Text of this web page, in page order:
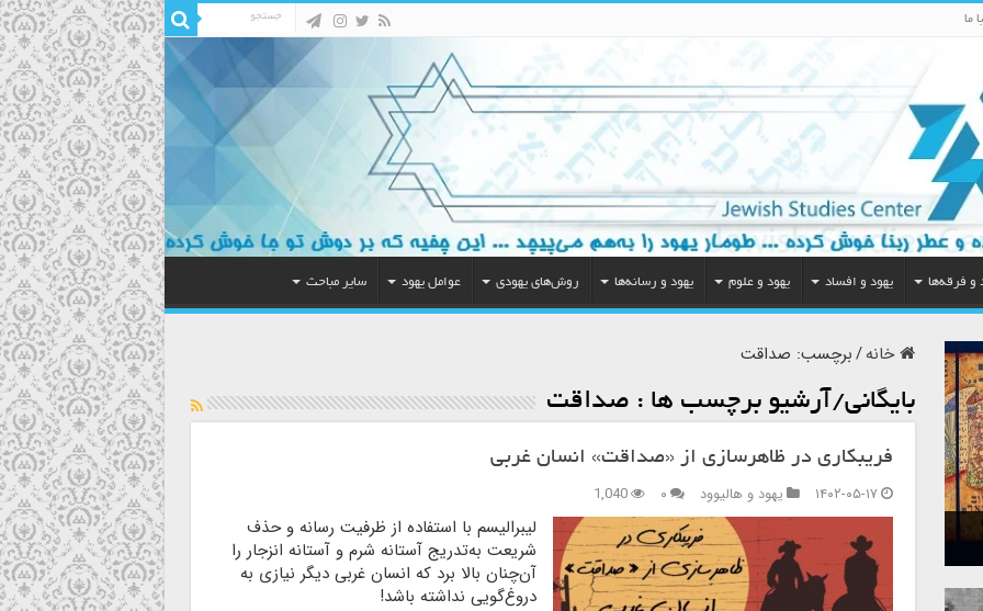
ما
و فرقه‌ها یهود و افساد یهود و علوم یهود و رسانه‌ها روش‌های یهودی عوامل یهود سایر مباحث
خانه/برچسب: صداقت
بایگانی/آرشیو برچسب ها : صداقت
فریبکاری در ظاهرسازی از «صداقت» انسان غربی
۱۴۰۲-۰۵-۱۷
یهود و هالیوود ۰ 1,040
لیبرالیسم با استفاده از ظرفیت رسانه و حذف
شریعت به‌تدریج آستانه شرم و آستانه انزجار را
آن‌چنان بالا برد که انسان غربی دیگر نیازی به
دروغ‌گویی نداشته باشد!